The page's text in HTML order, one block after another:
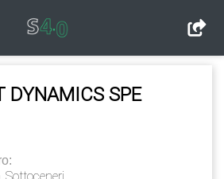
DYNAMICS SPE
, Sottoceneri